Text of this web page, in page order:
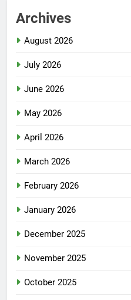
Archives
August 2026
July 2026
June 2026
May 2026
April 2026
March 2026
February 2026
January 2026
December 2025
November 2025
October 2025